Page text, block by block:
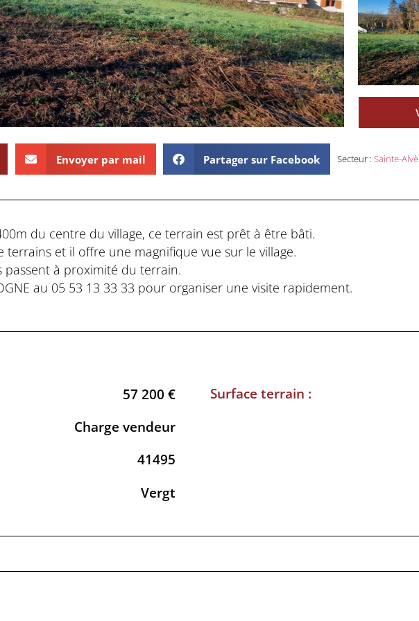
Envoyer par mail Partager sur Facebook Secteur : Sainte-
du centre du village, ce terrain est prêt à être bâti.
terrains et il offre une magnifique vue sur le village.
passent à proximité du terrain.
au 05 53 13 33 33 pour organiser une visite rapidement.
57 200 €
Charge vendeur
41495
Vergt
Surface terrain :